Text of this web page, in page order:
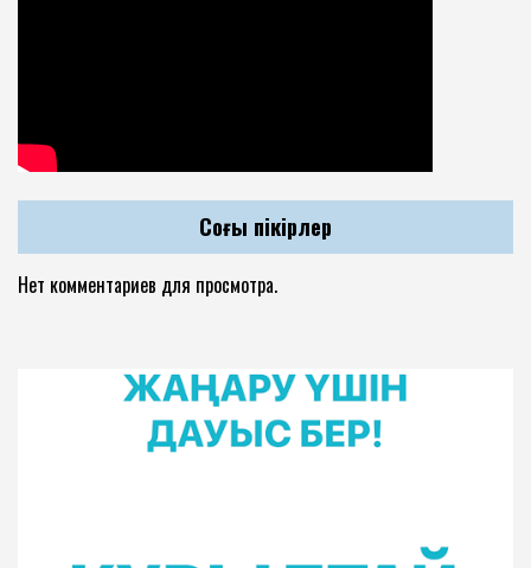
Соңғы пікірлер
Нет комментариев для просмотра.